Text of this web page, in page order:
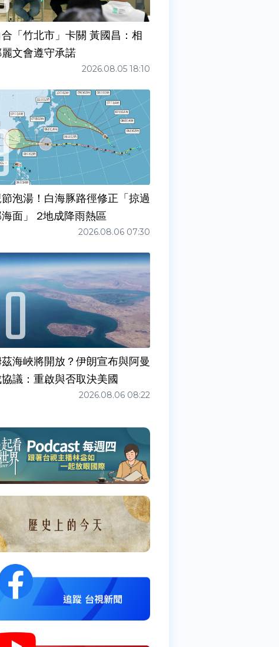
「竹北市」卡關 黃國昌：相
文會遵守承諾
2026.08.05 18:10
泡湯！白海豚路徑修正「掠過
面」 2地成降雨熱區
2026.08.06 07:30
海峽將開放？伊朗宣布與阿曼
議：重啟與否取決美國
2026.08.06 08:22